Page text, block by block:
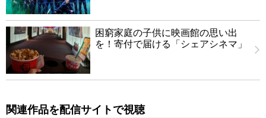
困窮家庭の子供に映画館の思い出
を！寄付で届ける「シェアシネマ」
関連作品を配信サイトで視聴